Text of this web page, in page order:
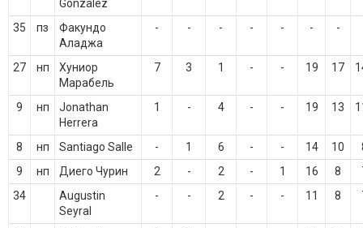
Gonzalez
35 пз
Факундо
Аладжа
- - - - - - -
27 нп
Хуниор
Марабель
7 3 1 - - 19 17
9 нп
Jonathan
Herrera
1 - 4 - - 19 13
8 нп Santiago Salle - 1 6 - - 14 10
9
нп Диего Чурин 2 - 2 - 1 16 8
34
Augustin
Seyral
- - 2 - - 11 8